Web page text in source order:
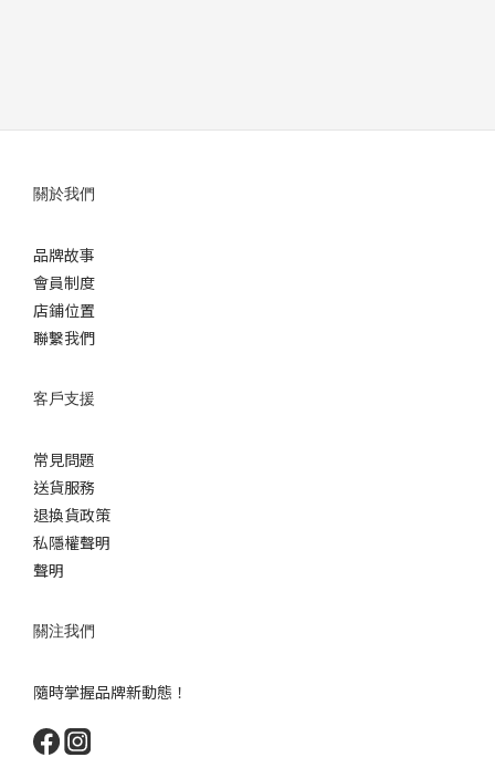
關於我們
品牌故事
會員制度
店鋪位置
聯繫我們
客戶支援
常見問題
送貨服務
退換貨政策
私隱權聲明
聲明
關注我們
隨時掌握品牌新動態！